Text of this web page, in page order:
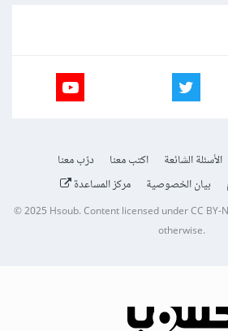
الأسئلة الشائعة اكتب معنا
درّب معنا
بيان الخصوصية مركز المساعدة
© 2025Hsoub.Content licensed underCC BY-
otherwise.